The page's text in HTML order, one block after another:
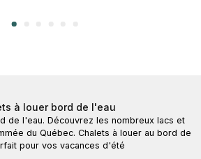
à louer bord de l'eau
de l'eau. Découvrez les nombreux lacs et
du Québec. Chalets à louer au bord de
pour vos vacances d'été